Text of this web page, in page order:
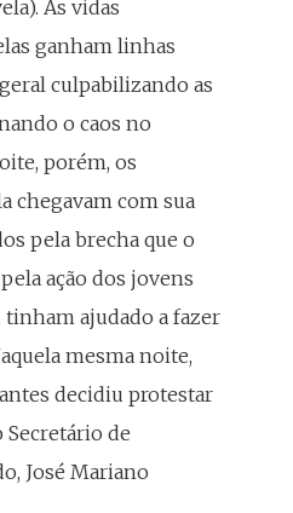
As vidas
ganham linhas
culpabilizando as
o caos no
porém, os
chegavam com sua
pela brecha que o
ação dos jovens
tinham ajudado a fazer
mesma noite,
decidiu protestar
Secretário de
José Mariano